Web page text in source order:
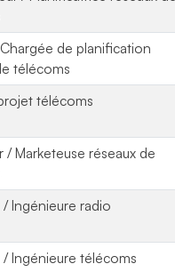
de planification
télécoms
télécoms
/ Marketeuse réseaux de
Ingénieure radio
/ Ingénieure télécoms